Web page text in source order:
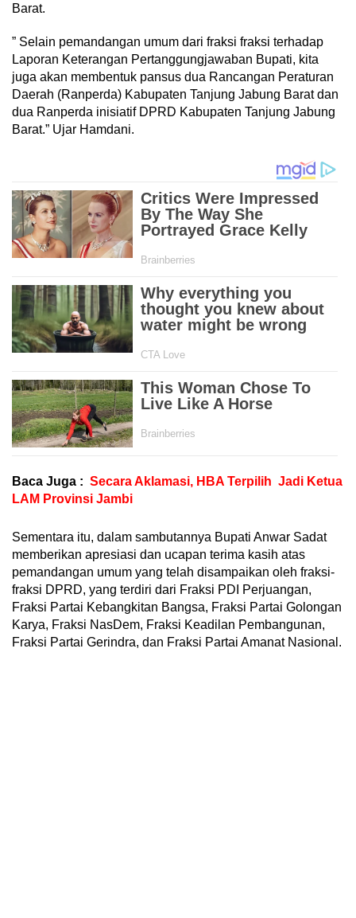
Barat.
” Selain pemandangan umum dari fraksi fraksi terhadap
Laporan Keterangan Pertanggungjawaban Bupati, kita
juga akan membentuk pansus dua Rancangan Peraturan
Daerah (Ranperda) Kabupaten Tanjung Jabung Barat dan
dua Ranperda inisiatif DPRD Kabupaten Tanjung Jabung
Barat.” Ujar Hamdani.
Baca Juga : Secara Aklamasi, HBA Terpilih Jadi Ketua
LAM Provinsi Jambi
Sementara itu, dalam sambutannya Bupati Anwar Sadat
memberikan apresiasi dan ucapan terima kasih atas
pemandangan umum yang telah disampaikan oleh fraksi-
fraksi DPRD, yang terdiri dari Fraksi PDI Perjuangan,
Fraksi Partai Kebangkitan Bangsa, Fraksi Partai Golongan
Karya, Fraksi NasDem, Fraksi Keadilan Pembangunan,
Fraksi Partai Gerindra, dan Fraksi Partai Amanat Nasional.